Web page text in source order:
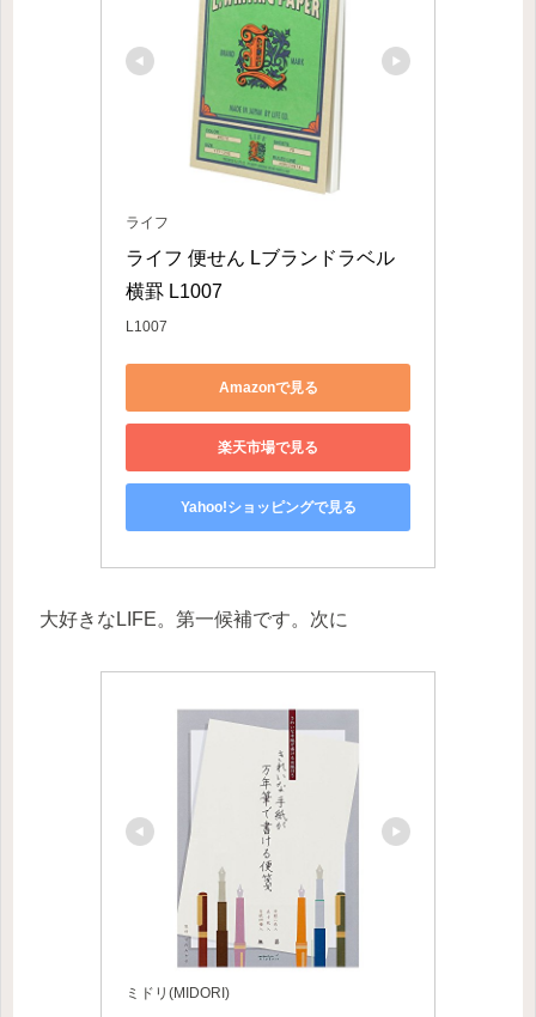
ライフ
ライフ 便せん Lブランドラベル
横罫 L1007
L1007
Amazonで見る
楽天市場で見る
Yahoo!ショッピングで見る
大好きなLIFE。第一候補です。次に
ミドリ(MIDORI)